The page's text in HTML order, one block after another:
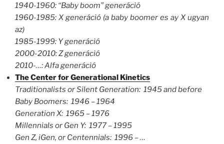
1940-1960: “Baby boom” generáció
1960-1985: X generáció (a baby boomer es ay X ugyan
az)
1985-1999: Y generáció
2000-2010: Z generáció
2010-…: Alfa generáció
The Center for Generational Kinetics
Traditionalists or Silent Generation: 1945 and before
Baby Boomers: 1946 – 1964
Generation X: 1965 – 1976
Millennials or Gen Y: 1977 – 1995
Gen Z, iGen, or Centennials: 1996 – …